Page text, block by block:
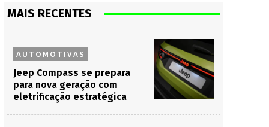
MAIS RECENTES
AUTOMOTIVAS
Jeep Compass se prepara
para nova geração com
eletrificação estratégica